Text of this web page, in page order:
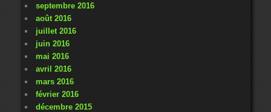
septembre 2016
août 2016
juillet 2016
juin 2016
mai 2016
avril 2016
mars 2016
février 2016
décembre 2015